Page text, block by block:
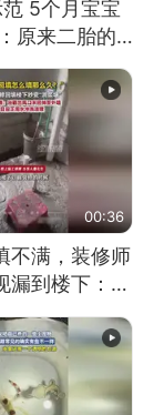
5个月宝宝
原来二胎的
00:36
不满，装修师
漏到楼下：出
到外墙